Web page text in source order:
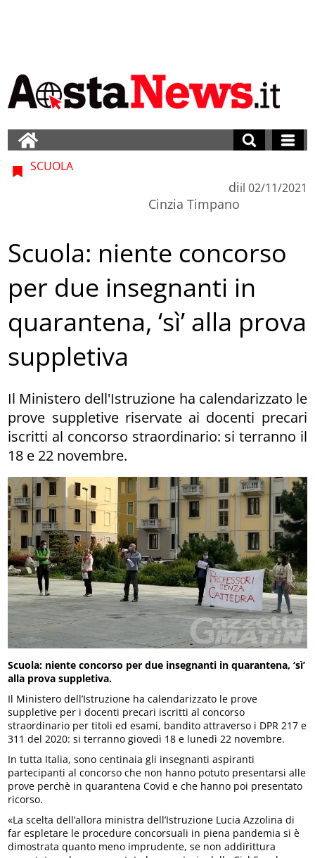
SCUOLA
di
Cinzia Timpano
il 02/11/2021
Scuola: niente concorso
per due insegnanti in
quarantena, ‘sì’ alla prova
suppletiva
Il Ministero dell'Istruzione ha calendarizzato le
prove suppletive riservate ai docenti precari
iscritti al concorso straordinario: si terranno il
18 e 22 novembre.
Scuola: niente concorso per due insegnanti in quarantena, ‘sì’
alla prova suppletiva.
Il Ministero dell’Istruzione ha calendarizzato le prove
suppletive per i docenti precari iscritti al concorso
straordinario per titoli ed esami, bandito attraverso i DPR 217 e
311 del 2020: si terranno giovedì 18 e lunedì 22 novembre.
In tutta Italia, sono centinaia gli insegnanti aspiranti
partecipanti al concorso che non hanno potuto presentarsi alle
prove perchè in quarantena Covid e che hanno poi presentato
ricorso.
«La scelta dell’allora ministra dell’Istruzione Lucia Azzolina di
far espletare le procedure concorsuali in piena pandemia si è
dimostrata quanto meno imprudente, se non addirittura